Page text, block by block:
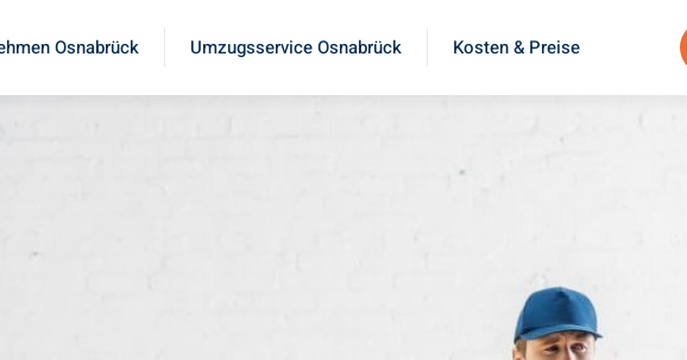
Osnabrück Umzugsservice Osnabrück Kosten & Preise